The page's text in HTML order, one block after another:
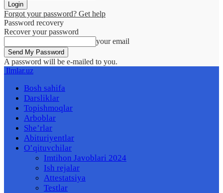
Forgot your password? Get help
Password recovery
Recover your password
your email
A password will be e-mailed to you.
Ilmlar.uz
Bosh sahifa
Darsliklar
Topishmoqlar
Arboblar
She’rlar
Abituriyentlar
O’qituvchilar
Imtihon Javoblari 2024
Ish rejalar
Attestatsiya
Testlar